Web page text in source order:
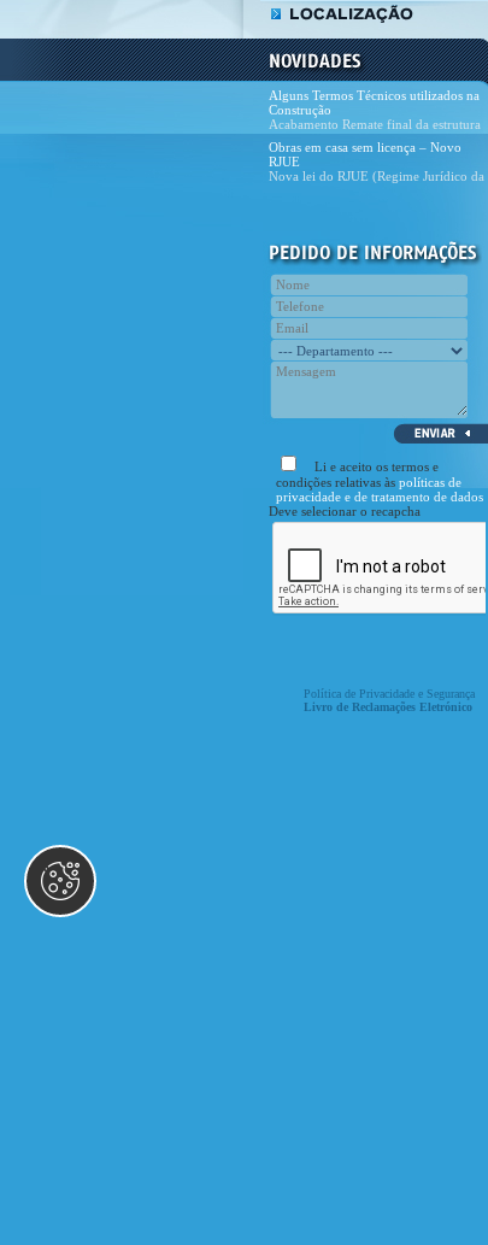
Alguns Termos Técnicos utilizados na
Construção
Acabamento Remate final da estrutura
e dos ambientes da casa, feito com os
dive
Obras em casa sem licença – Novo
RJUE
Nova lei do RJUE (Regime Jurídico da
Urbanização e Edifica&
Concepção e construção de piscina
Veja em portfolio, as fotografias do
Com esta nova etapa pretende
Curiosidade
Assinala-se no dia 28 de Novembro o
Dia Nacional do Engenheiro.
Li e aceito os termos e
condições relativas às políticas de
privacidade e de tratamento de dados
Deve selecionar o recapcha
Política de Privacidade e Segurança
Livro de Reclamações Eletrónico